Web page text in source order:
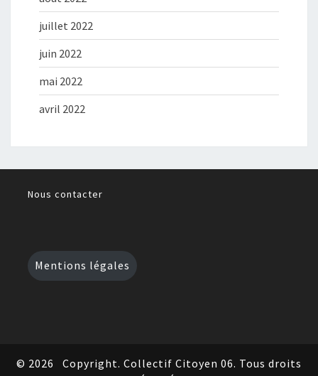
juillet 2022
juin 2022
mai 2022
avril 2022
Nous contacter
Mentions légales
© 2026
Copyright. Collectif Citoyen 06. Tous droits